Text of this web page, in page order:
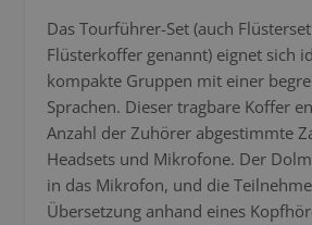
Das Tourführer-Set (auch
Flüsterkoffer genannt) eignet sich
kompakte Gruppen mit einer
Sprachen. Dieser tragbare Koffer
Anzahl der Zuhörer abgestimmte
Headsets und Mikrofone. Der
in das Mikrofon, und die
Übersetzung anhand eines